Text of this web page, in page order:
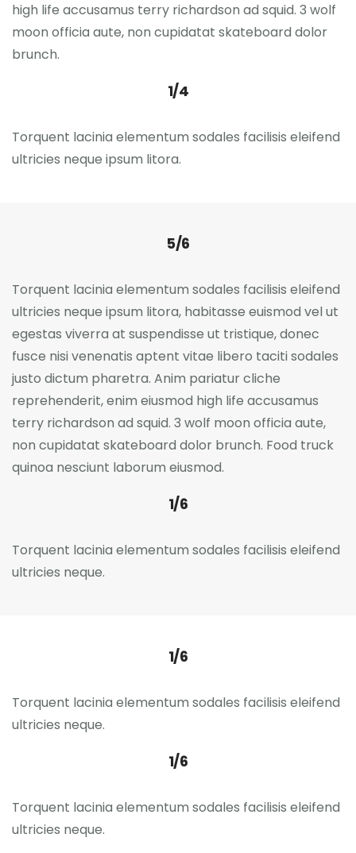
high life accusamus terry richardson ad squid. 3 wolf
moon officia aute, non cupidatat skateboard dolor
brunch.
1/4
Torquent lacinia elementum sodales facilisis eleifend
ultricies neque ipsum litora.
5/6
Torquent lacinia elementum sodales facilisis eleifend
ultricies neque ipsum litora, habitasse euismod vel ut
egestas viverra at suspendisse ut tristique, donec
fusce nisi venenatis aptent vitae libero taciti sodales
justo dictum pharetra. Anim pariatur cliche
reprehenderit, enim eiusmod high life accusamus
terry richardson ad squid. 3 wolf moon officia aute,
non cupidatat skateboard dolor brunch. Food truck
quinoa nesciunt laborum eiusmod.
1/6
Torquent lacinia elementum sodales facilisis eleifend
ultricies neque.
1/6
Torquent lacinia elementum sodales facilisis eleifend
ultricies neque.
1/6
Torquent lacinia elementum sodales facilisis eleifend
ultricies neque.